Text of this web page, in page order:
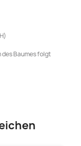
Baumes folgt